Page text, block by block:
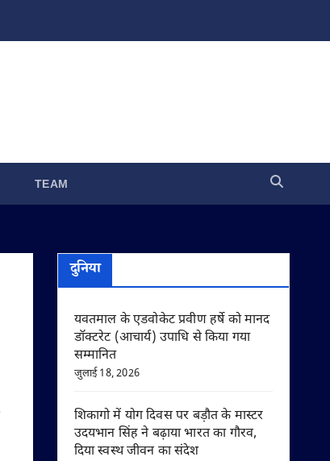
TEAM
दुनिया
यवतमाल के एडवोकेट प्रवीण हर्षे को मानद
डॉक्टरेट (आचार्य) उपाधि से किया गया
सम्मानित
जुलाई 18, 2026
शिकागो में योग दिवस पर बड़ौत के मास्टर
उदयभान सिंह ने बढ़ाया भारत का गौरव,
दिया स्वस्थ जीवन का संदेश